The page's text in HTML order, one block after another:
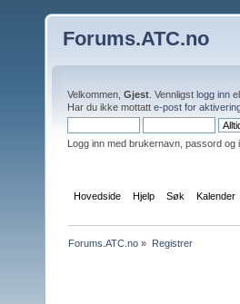
Forums.ATC.no
Velkommen, Gjest . Vennligst logg inn
Har du ikke mottatt e-post for
Logg inn med brukernavn, passord og
Hovedside Hjelp Søk Kalender
Forums.ATC.no » Registrer